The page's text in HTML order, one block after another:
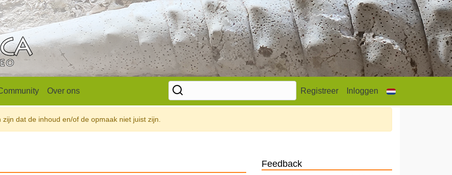
Over ons Registreer Inloggen
dat de inhoud en/of de opmaak niet juist zijn.
Feedback